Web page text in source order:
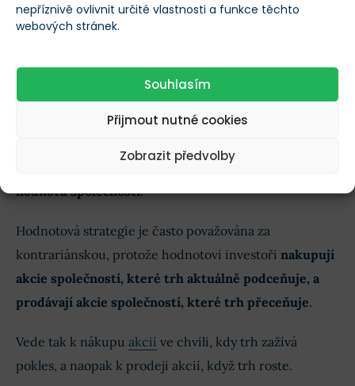
nepříznivě ovlivnit určité vlastnosti a funkce těchto
webových stránek.
Souhlasím
Přijmout nutné cookies
Zobrazit předvolby
Při výběru hodnotových akcií je nutné rozlišit, které
s dlouhodobými problémy, jež omezují jejich růst a
ziskovost.
trhu, který může zpočátku ignorovat fundamentální
hodnotu společností.
Hodnotová strategie je často považována za
kontrariánskou, protože hodnotoví investoři nakupují
akcie společností, které trh aktuálně podceňuje, a
prodávají akcie společností, které trh přeceňuje.
Vede tak k nákupu akcií ve chvíli, kdy trh zažívá
pokles, a naopak k prodeji akcií, když trh roste.